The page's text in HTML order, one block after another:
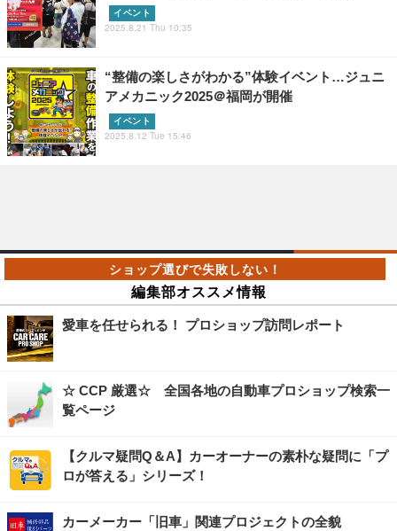
イベント
2025.8.21 Thu 10:35
“整備の楽しさがわかる”体験イベント…ジュニ
アメカニック2025＠福岡が開催
イベント
2025.8.12 Tue 15:46
編集部オススメ情報
愛車を任せられる！ プロショップ訪問レポート
☆ CCP 厳選☆ 全国各地の自動車プロショップ検索一
覧ページ
【クルマ疑問Q＆A】カーオーナーの素朴な疑問に「プ
ロが答える」シリーズ！
カーメーカー「旧車」関連プロジェクトの全貌